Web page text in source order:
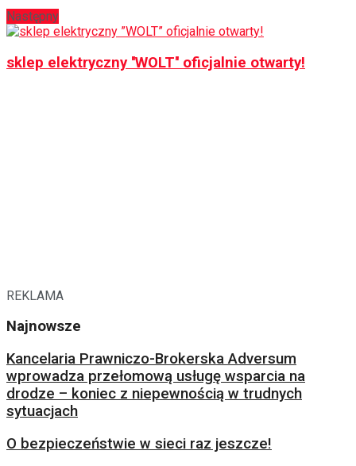
Następny
sklep elektryczny ''WOLT'' oficjalnie otwarty!
REKLAMA
Najnowsze
Kancelaria Prawniczo-Brokerska Adversum
wprowadza przełomową usługę wsparcia na
drodze – koniec z niepewnością w trudnych
sytuacjach
O bezpieczeństwie w sieci raz jeszcze!